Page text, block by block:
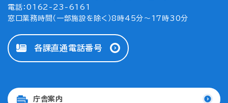
電話：0162-23-6161
窓口業務時間（一部施設を除く）8時45分～17時30分
各課直通電話番号
庁舎案内